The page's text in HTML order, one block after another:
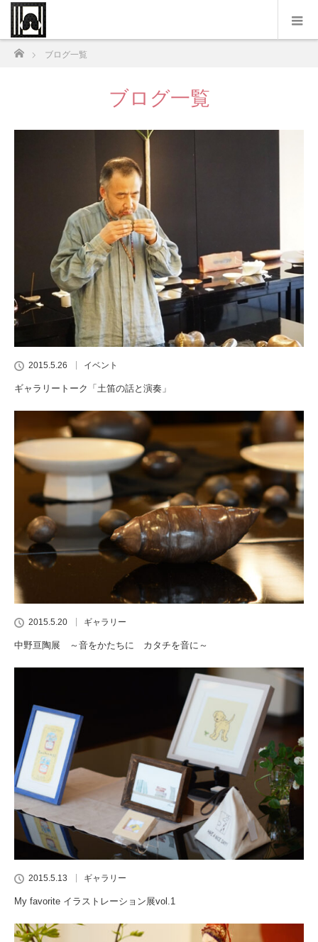
ブログ一覧
ブログ一覧
2015.5.26 イベント
ギャラリートーク「土笛の話と演奏」
2015.5.20 ギャラリー
中野亘陶展 ～音をかたちに カタチを音に～
2015.5.13 ギャラリー
My favorite イラストレーション展vol.1